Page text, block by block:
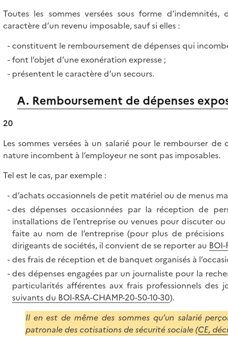
Toutes les sommes versées sous forme
caractère d’un revenu imposable, sauf si elles :
constituent le remboursement de dépenses qui
font l’objet d’une exonération expresse ;
présentent le caractère d’un secours.
A. Remboursement de dépenses
20
Les sommes versées à un salarié pour le rembourser
nature incombent à l’employeur ne sont pas imposables.
Tel est le cas, par exemple :
d’achats occasionnels de petit matériel ou de menus
des dépenses occasionnées par la réception de
installations de l’entreprise ou venues pour discuter
faite au nom de l’entreprise (pour plus de
dirigeants de sociétés, il convient de se reporter au
des frais de réception et de banquet organisés à
des dépenses engagées par un journaliste pour la
particularités afférentes aux frais professionnels des
suivants du BOI-RSA-CHAMP-20-50-10-30).
Il en est de même des sommes qu’un salarié
patronale des cotisations de sécurité sociale (CE,